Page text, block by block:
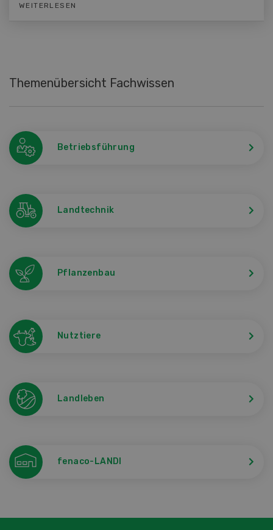
WEITERLESEN
Themenübersicht Fachwissen
Betriebsführung
Landtechnik
Pflanzenbau
Nutztiere
Landleben
fenaco-LANDI